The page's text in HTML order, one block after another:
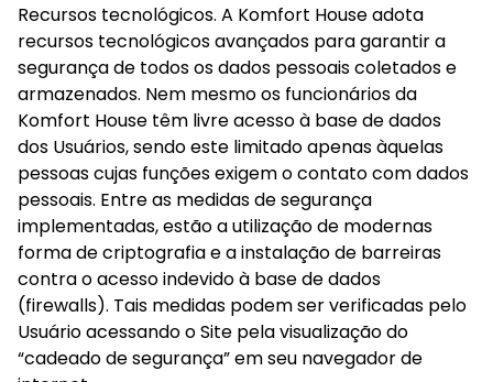
Recursos tecnológicos. A Komfort House adota
recursos tecnológicos avançados para garantir a
segurança de todos os dados pessoais coletados e
armazenados. Nem mesmo os funcionários da
Komfort House têm livre acesso à base de dados
dos Usuários, sendo este limitado apenas àquelas
pessoas cujas funções exigem o contato com dados
pessoais. Entre as medidas de segurança
implementadas, estão a utilização de modernas
forma de criptografia e a instalação de barreiras
contra o acesso indevido à base de dados
(firewalls). Tais medidas podem ser verificadas pelo
Usuário acessando o Site pela visualização do
“cadeado de segurança” em seu navegador de